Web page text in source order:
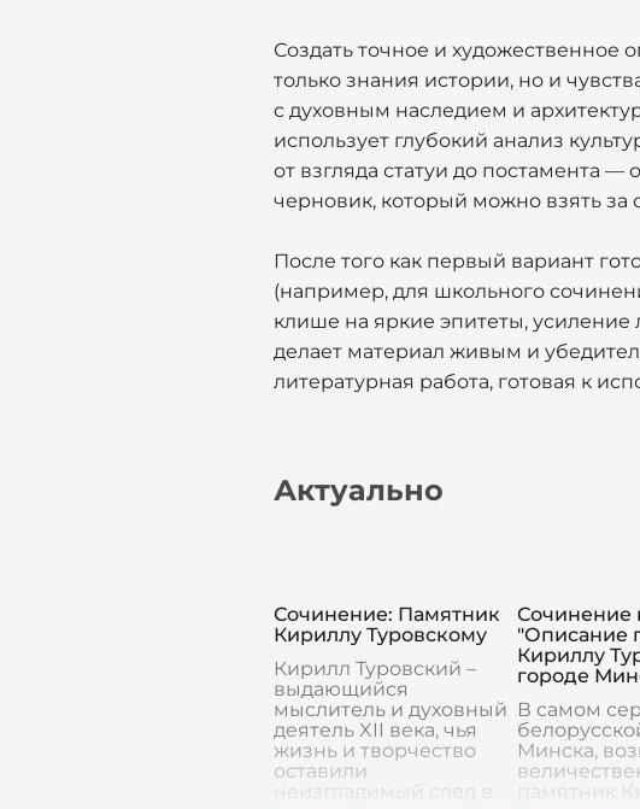
Создать точное и
только знания истории, но и
с духовным наследием и
использует глубокий анализ
от взгляда статуи до постамента
черновик, который можно взять за
После того как первый вариант
(например, для школьного
клише на яркие эпитеты,
делает материал живым и
литературная работа, готовая к
Актуально
Сочинение: Памятник
Кириллу Туровскому
Кирилл Туровский –
выдающийся
мыслитель и духовный
деятель XII века, чья
жизнь и творчество
оставили
неизгладимый след в
Сочинение
"Описание
Кириллу
городе
В самом
Минска,
памятник